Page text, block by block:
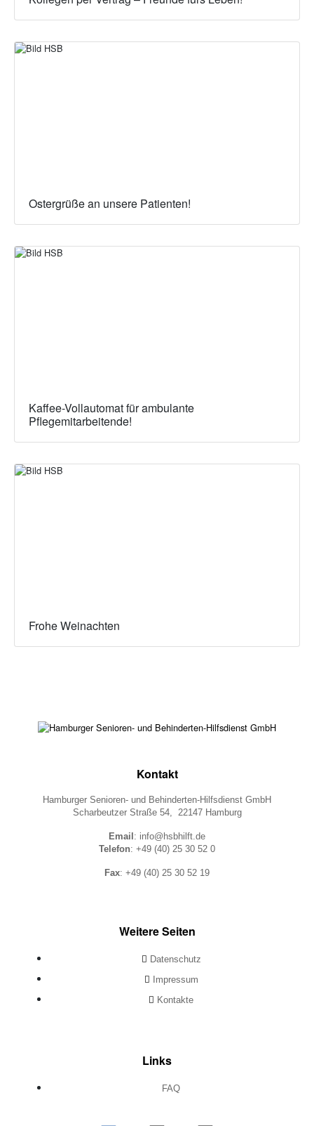
Ostergrüße an unsere Patienten!
Kaffee-Vollautomat für ambulante
Pflegemitarbeitende!
Frohe Weinachten
Kontakt
Hamburger Senioren- und Behinderten-Hilfsdienst GmbH
Scharbeutzer Straße 54, 22147 Hamburg
Email : info@hsbhilft.de
Telefon: +49 (40) 25 30 52 0
Fax: +49 (40) 25 30 52 19
Weitere Seiten
Datenschutz
Impressum
Kontakte
Links
FAQ